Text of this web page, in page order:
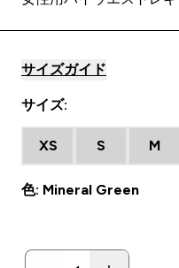
サイズガイド
サイズ:
XS S M
色: Mineral Green